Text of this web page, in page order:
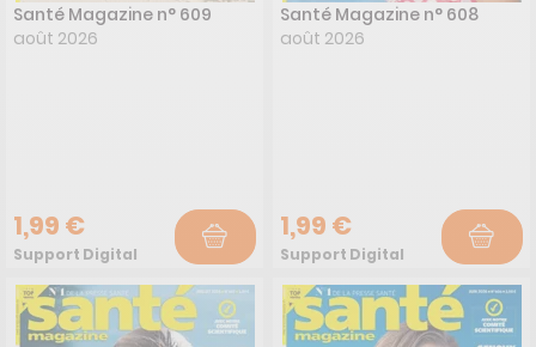
Santé Magazine n° 609
août 2026
1,99 €
Support Digital
Santé Magazine n° 608
août 2026
1,99 €
Support Digital